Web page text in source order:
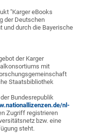
"Karger eBooks
der Deutschen
und durch die Bayerische
der Karger
mit
Staatsbibliothek
Bundesrepublik
nl-
Zugriff registrieren
bzw. eine
steht.